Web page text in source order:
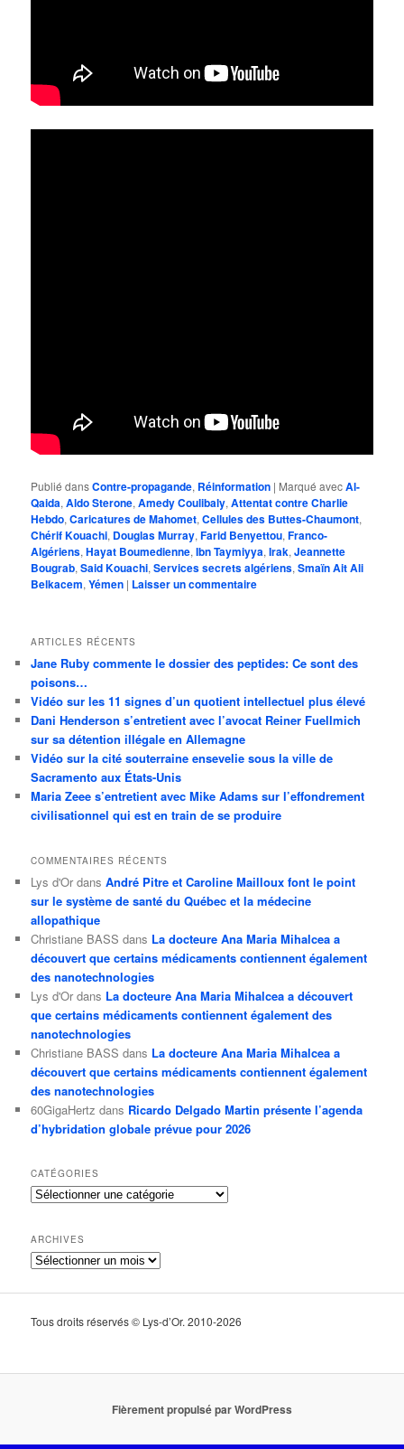
Publié dansContre-propagande, Réinformation | Marqué avecAl-
Qaida,Aldo Sterone,Amedy Coulibaly,Attentat contre Charlie
Hebdo,Caricatures de Mahomet,Cellules des Buttes-Chaumont,
Chérif Kouachi, Douglas Murray,Farid Benyettou,Franco-
Algériens,Hayat Boumedienne,Ibn Taymiyya,Irak,Jeannette
Bougrab,Said Kouachi,Services secrets algériens,Smaïn Ait Ali
Belkacem,Yémen | Laisser un commentaire
ARTICLES RÉCENTS
Jane Ruby commente le dossier des peptides: Ce sont des
poisons…
Vidéo sur les 11 signes d’un quotient intellectuel plus élevé
Dani Henderson s’entretient avec l’avocat Reiner Fuellmich
sur sa détention illégale en Allemagne
Vidéo sur la cité souterraine ensevelie sous la ville de
Sacramento aux États-Unis
Maria Zeee s’entretient avec Mike Adams sur l’effondrement
civilisationnel qui est en train de se produire
COMMENTAIRES RÉCENTS
Lys d'Or dansAndré Pitre et Caroline Mailloux font le point
sur le système de santé du Québec et la médecine
allopathique
Christiane BASS dans La docteure Ana Maria Mihalcea a
découvert que certains médicaments contiennent également
des nanotechnologies
Lys d'Or dans La docteure Ana Maria Mihalcea a découvert
que certains médicaments contiennent également des
nanotechnologies
Christiane BASS dans La docteure Ana Maria Mihalcea a
découvert que certains médicaments contiennent également
des nanotechnologies
60GigaHertz dans Ricardo Delgado Martin présente l’agenda
d’hybridation globale prévue pour 2026
CATÉGORIES
Catégories
ARCHIVES
Archives
Tous droits réservés © Lys-d’Or. 2010-2026
Fièrement propulsé par WordPress